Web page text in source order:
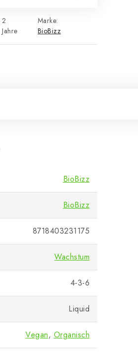
Marke:
BioBizz
2
Jahre
BioBizz
BioBizz
8718403231175
Wachstum
4-3-6
Liquid
Vegan, Organisch